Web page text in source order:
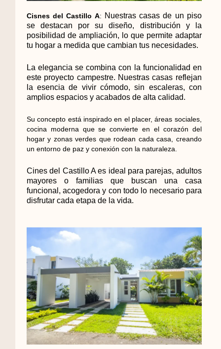
Cisnes del Castillo A: Nuestras casas de un piso
se destacan por su diseño, distribución y la
posibilidad de ampliación, lo que permite adaptar
tu hogar a medida que cambian tus necesidades.
La elegancia se combina con la funcionalidad en
este proyecto campestre. Nuestras casas reflejan
la esencia de vivir cómodo, sin escaleras, con
amplios espacios y acabados de alta calidad.
Su concepto está inspirado en el placer, áreas sociales,
cocina moderna que se convierte en el corazón del
hogar y zonas verdes que rodean cada casa, creando
un entorno de paz y conexión con la naturaleza.
Cines del Castillo A es ideal para parejas, adultos
mayores o familias que buscan una casa
funcional, acogedora y con todo lo necesario para
disfrutar cada etapa de la vida.